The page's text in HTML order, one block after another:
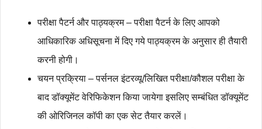
परीक्षा पैटर्न और पाठ्यक्रम – परीक्षा पैटर्न के लिए आपको
आधिकारिक अधिसूचना में दिए गये पाठ्यक्रम के अनुसार ही तैयारी
करनी होगी।
चयन प्रक्रिया – पर्सनल इंटरव्यू/लिखित परीक्षा/कौशल परीक्षा के
बाद डॉक्यूमेंट वेरिफिकेशन किया जायेगा इसलिए सम्बंधित डॉक्यूमेंट
की ओरिजिनल कॉपी का एक सेट तैयार करलें।